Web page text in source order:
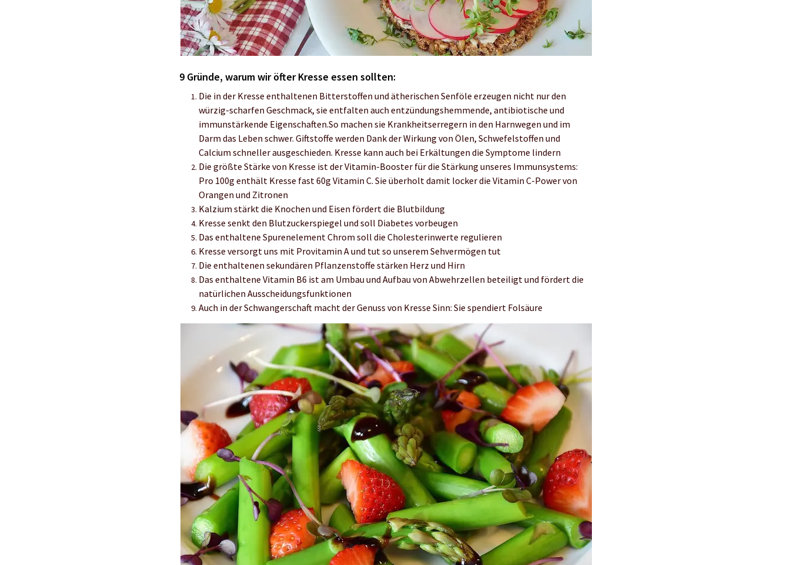
9 Gründe, warum wir öfter Kresse essen sollten:
Die in der Kresse enthaltenen Bitterstoffen und ätherischen Senföle erzeugen nicht nur den
würzig-scharfen Geschmack, sie entfalten auch entzündungshemmende, antibiotische und
immunstärkende Eigenschaften.So machen sie Krankheitserregern in den Harnwegen und im
Darm das Leben schwer. Giftstoffe werden Dank der Wirkung von Ölen, Schwefelstoffen und
Calcium schneller ausgeschieden. Kresse kann auch bei Erkältungen die Symptome lindern
Die größte Stärke von Kresse ist der Vitamin-Booster für die Stärkung unseres Immunsystems:
Pro 100g enthält Kresse fast 60g Vitamin C. Sie überholt damit locker die Vitamin C-Power von
Orangen und Zitronen
Kalzium stärkt die Knochen und Eisen fördert die Blutbildung
Kresse senkt den Blutzuckerspiegel und soll Diabetes vorbeugen
Das enthaltene Spurenelement Chrom soll die Cholesterinwerte regulieren
Kresse versorgt uns mit Provitamin A und tut so unserem Sehvermögen tut
Die enthaltenen sekundären Pflanzenstoffe stärken Herz und Hirn
Das enthaltene Vitamin B6 ist am Umbau und Aufbau von Abwehrzellen beteiligt und fördert die
natürlichen Ausscheidungsfunktionen
Auch in der Schwangerschaft macht der Genuss von Kresse Sinn: Sie spendiert Folsäure